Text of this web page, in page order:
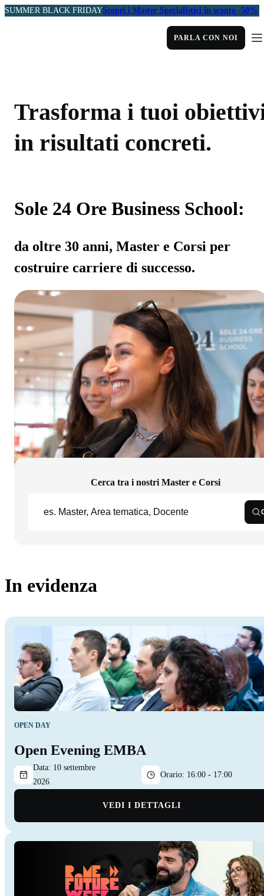
SUMMER BLACK FRIDAYScopri i Master Specialistici in sconto -50%
PARLA CON NOI
Trasforma i tuoi
in risultati concreti.
Sole 24 Ore Business School:
da oltre 30 anni, Master e Corsi per
costruire carriere di successo.
Cerca tra i nostri Master e Corsi
In evidenza
OPEN DAY
Open Evening EMBA
Data: 10 settembre
2026
Orario: 16:00 - 17:00
VEDI I DETTAGLI